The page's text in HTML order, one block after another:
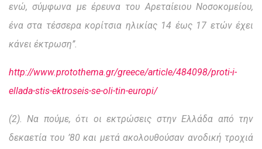
ενώ, σύμφωνα με έρευνα του Αρεταίειου Νοσοκομείου,
ένα στα τέσσερα κορίτσια ηλικίας 14 έως 17 ετών έχει
κάνει έκτρωση’’.
http://www.protothema.gr/greece/article/484098/proti-i-
ellada-stis-ektroseis-se-oli-tin-europi/
(2). Να πούμε, ότι οι εκτρώσεις στην Ελλάδα από την
δεκαετία του ’80 και μετά ακολουθούσαν ανοδική τροχιά